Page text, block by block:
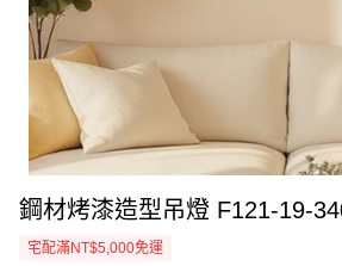
鋼材烤漆造型吊燈 F121-19-
宅配滿NT$5,000免運